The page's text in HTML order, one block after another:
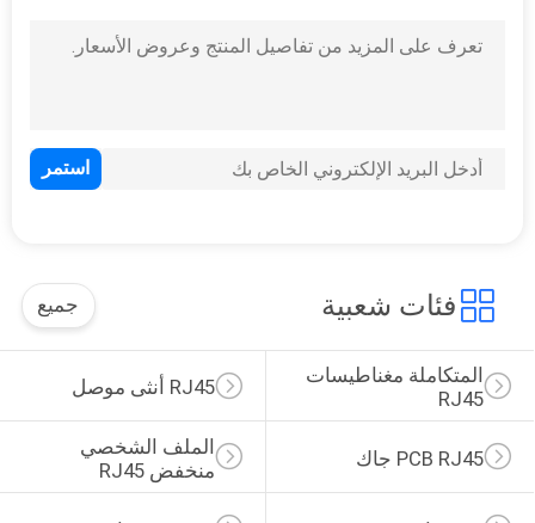
فئات شعبية جميع
RJ45 أنثى موصل
المتكاملة مغناطيسات
RJ45
الملف الشخصي
منخفض RJ45
PCB RJ45 جاك